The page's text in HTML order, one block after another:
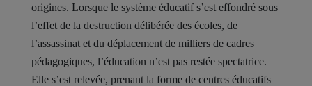
origines. Lorsque le système éducatif s’est effondré sous
l’effet de la destruction délibérée des écoles, de
l’assassinat et du déplacement de milliers de cadres
pédagogiques, l’éducation n’est pas restée spectatrice.
Elle s’est relevée, prenant la forme de centres éducatifs